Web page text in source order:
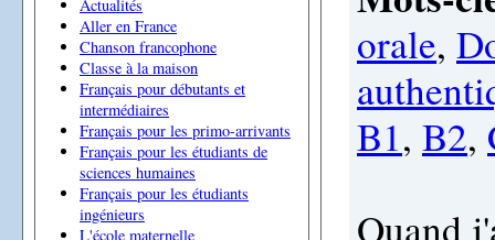
Actualités
Aller en France
Chanson francophone
Classe à la maison
Français pour débutants et
intermédiaires
Français pour les primo-arrivants
Français pour les étudiants de
sciences humaines
Français pour les étudiants
ingénieurs
L'école maternelle
orale,
B1, B2,
Quand